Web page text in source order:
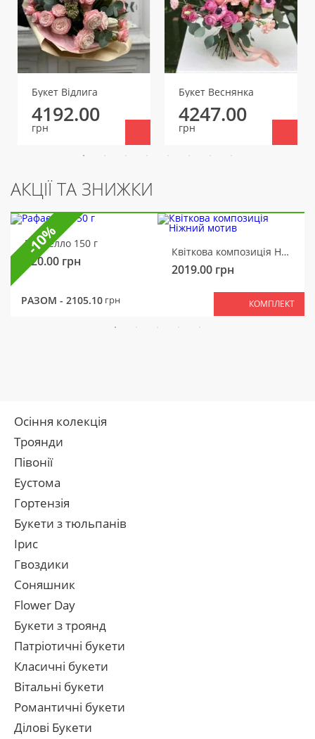
Букет Відлига
4192.00
грн
Букет Веснянка
4247.00
грн
АКЦІЇ ТА ЗНИЖКИ
Рафаелло 150 г
320.00 грн
Квіткова композиція Ніжний мотив
2019.00 грн
РАЗОМ - 2105.10 грн КОМПЛЕКТ
-10%
Осіння колекція
Троянди
Півонії
Еустома
Гортензія
Букети з тюльпанів
Ірис
Гвоздики
Соняшник
Flower Day
Букети з троянд
Патріотичні букети
Класичні букети
Вітальні букети
Романтичні букети
Ділові Букети